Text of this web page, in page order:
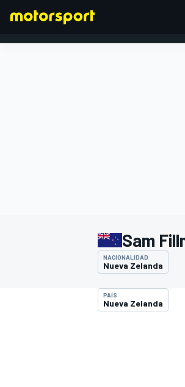
INDYCAR
Sam
NACIONALIDAD
Nueva Zelanda
PAÍS
Nueva Zelanda